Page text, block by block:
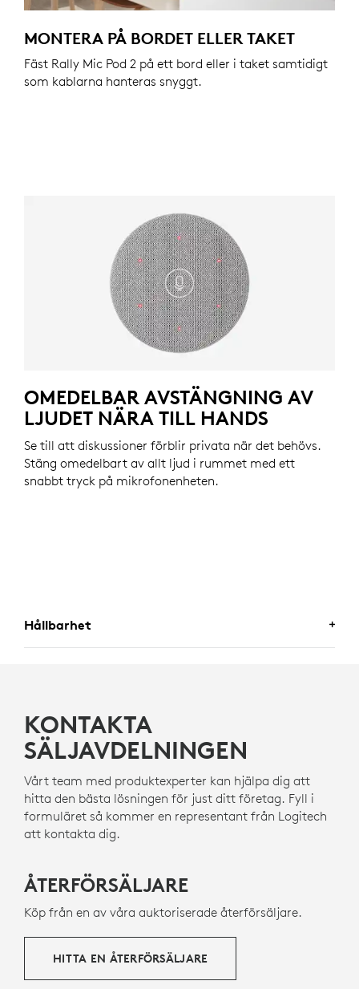
MONTERA PÅ BORDET ELLER TAKET
Fäst Rally Mic Pod 2 på ett bord eller i taket samtidigt
som kablarna hanteras snyggt.
OMEDELBAR AVSTÄNGNING AV
LJUDET NÄRA TILL HANDS
Se till att diskussioner förblir privata när det behövs.
Stäng omedelbart av allt ljud i rummet med ett
snabbt tryck på mikrofonenheten.
Hållbarhet
värld. Vi arbetar aktivt för att minimera vårt
miljöavtryck och påskynda takten av sociala
förändringar.
TILLVERKAD I NEXT LIFE PLASTICS
Plastdelarna i Rally Mic Pod 2 innehåller minst 58 %
att minska vårt koldioxidavtryck.
OM ÅTERVUNNEN PLAST
KONTAKTA
SÄLJAVDELNINGEN
Vårt team med produktexperter kan hjälpa dig att
hitta den bästa lösningen för just ditt företag. Fyll i
formuläret så kommer en representant från Logitech
att kontakta dig.
ÅTERFÖRSÄLJARE
Köp från en av våra auktoriserade återförsäljare.
HITTA EN ÅTERFÖRSÄLJARE